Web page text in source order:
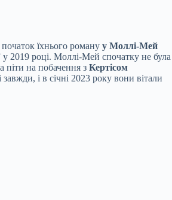
їхнього роману у Моллі-Мей
у 2019 році. Моллі-Мей спочатку не була
піти на побачення з Кертісом
і в січні 2023 року вони вітали